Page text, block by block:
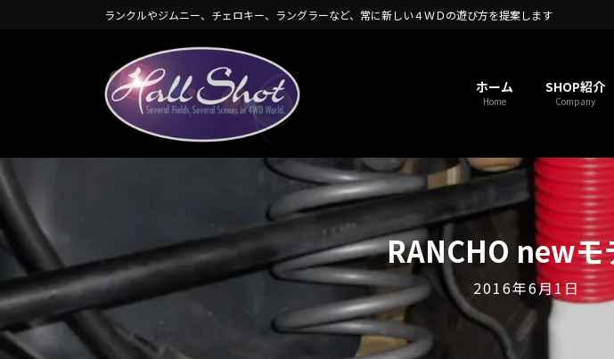
キ
ッ
プ
に
移
動
ランクルやジムニー、チェロキー、ラングラーなど、常に新しい４ＷＤの遊び方を提案します
ホーム
Home
SHOP紹介
Company
RANCHO new
2016年6月1日